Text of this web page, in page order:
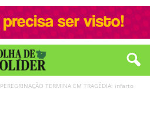
PEREGRINAÇÃO TERMINA EM TRAGÉDIA: infarto